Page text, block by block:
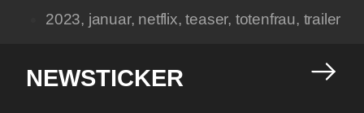
2023, januar, netflix,teaser, totenfrau, trailer
NEWSTICKER